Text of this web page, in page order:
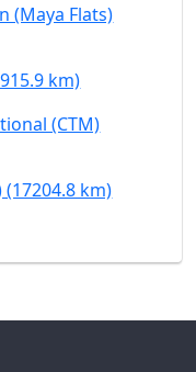
(Maya Flats)
km)
(CTM)
(17204.8 km)